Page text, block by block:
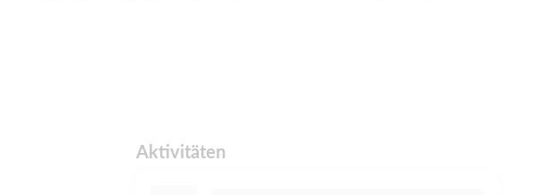
Aktivitäten